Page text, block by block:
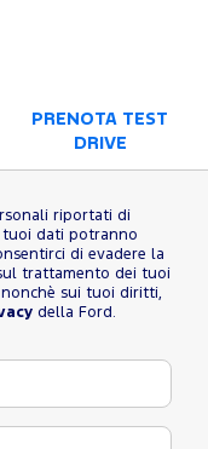
PRENOTA TEST
DRIVE
riportati di
tuoi dati potranno
di evadere la
trattamento dei tuoi
sui tuoi diritti,
della Ford.